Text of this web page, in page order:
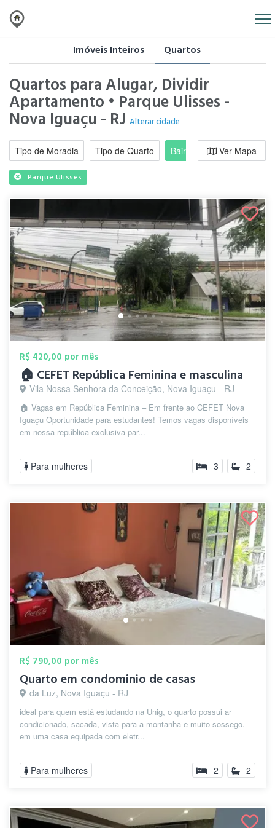
Imóveis Inteiros Quartos
Quartos para Alugar, Dividir
Apartamento • Parque Ulisses -
Nova Iguaçu - RJ Alterar cidade
Tipo de Moradia Tipo de Quarto Bairro / RegiãoVer Mapa
Parque Ulisses
R$ 420,00 por mês
🏠 CEFET República Feminina e masculina
Vila Nossa Senhora da Conceição, Nova Iguaçu - RJ
🏠 Vagas em República Feminina – Em frente ao CEFET Nova
Iguaçu Oportunidade para estudantes! Temos vagas disponíveis
em nossa república exclusiva par...
Para mulheres 3 2
R$ 790,00 por mês
Quarto em condominio de casas
da Luz, Nova Iguaçu - RJ
ideal para quem está estudando na Unig, o quarto possui ar
condicionado, sacada, vista para a montanha e muito sossego.
em uma casa equipada com eletr...
Para mulheres 2 2